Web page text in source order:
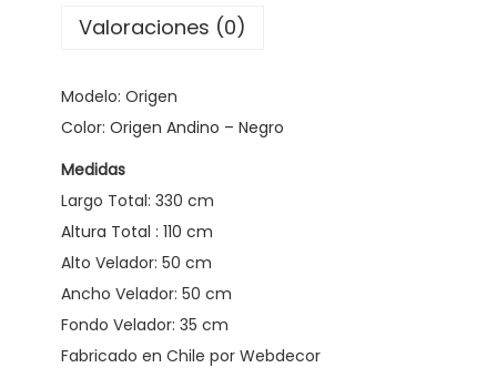
S
K
i
n
g
O
r
i
Valoraciones (0)
Modelo: Origen
Color: Origen Andino – Negro
Medidas
Largo Total: 330 cm
Altura Total : 110 cm
Alto Velador: 50 cm
Ancho Velador: 50 cm
Fondo Velador: 35 cm
Fabricado en Chile por Webdecor